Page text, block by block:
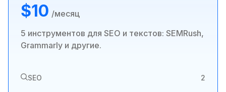
$10 /месяц
5 инструментов для SEO и текстов: SEMRush,
Grammarly и другие.
SEO 2